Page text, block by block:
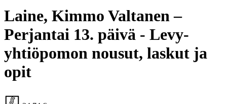
Laine, Kimmo Valtanen –
Perjantai 13. päivä - Levy-
yhtiöpomon nousut, laskut ja
opit